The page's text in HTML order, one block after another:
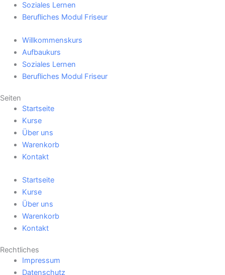
Soziales Lernen
Berufliches Modul Friseur
Willkommenskurs
Aufbaukurs
Soziales Lernen
Berufliches Modul Friseur
Seiten
Startseite
Kurse
Über uns
Warenkorb
Kontakt
Startseite
Kurse
Über uns
Warenkorb
Kontakt
Rechtliches
Impressum
Datenschutz